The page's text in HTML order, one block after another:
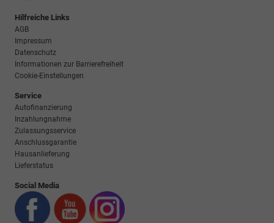
Hilfreiche Links
AGB
Impressum
Datenschutz
Informationen zur Barrierefreiheit
Cookie-Einstellungen
Service
Autofinanzierung
Inzahlungnahme
Zulassungsservice
Anschlussgarantie
Hausanlieferung
Lieferstatus
Social Media